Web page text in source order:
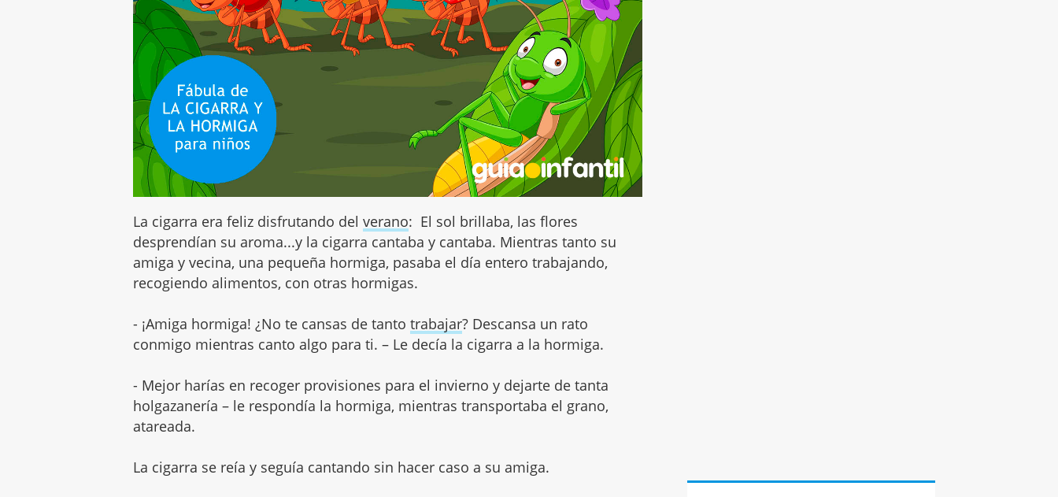
La cigarra era feliz disfrutando delverano: El sol brillaba, las flores
desprendían su aroma...y la cigarra cantaba y cantaba. Mientras tanto su
amiga y vecina, una pequeña hormiga, pasaba el día entero trabajando,
recogiendo alimentos, con otras hormigas.
- ¡Amiga hormiga! ¿No te cansas de tantotrabajar? Descansa un rato
conmigo mientras canto algo para ti. – Le decía la cigarra a la hormiga.
- Mejor harías en recoger provisiones para el invierno y dejarte de tanta
holgazanería – le respondía la hormiga, mientras transportaba el grano,
atareada.
La cigarra se reía y seguía cantando sin hacer caso a su amiga.